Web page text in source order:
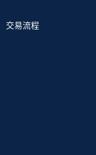
交易流程